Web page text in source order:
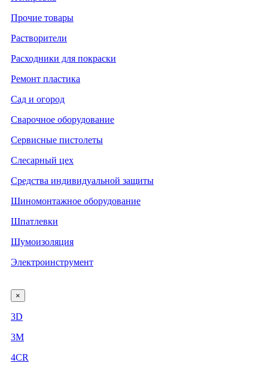
Прочие товары
Растворители
Расходники для покраски
Ремонт пластика
Сад и огород
Сварочное оборудование
Сервисные пистолеты
Слесарный цех
Средства индивидуальной защиты
Шиномонтажное оборудование
Шпатлевки
Шумоизоляция
Электроинструмент
×
3D
3М
4CR